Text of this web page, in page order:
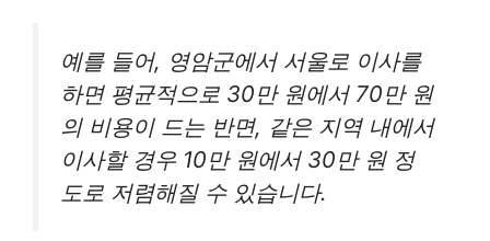
예를 들어, 영암군에서 서울로 이사를
하면 평균적으로 30만 원에서 70만 원
의 비용이 드는 반면, 같은 지역 내에서
이사할 경우 10만 원에서 30만 원 정
도로 저렴해질 수 있습니다.